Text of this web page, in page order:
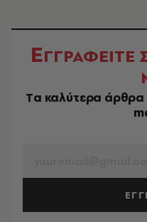
ΕΓΓΡΑΦΕΙΤΕ
Tα καλύτερα άρθρα